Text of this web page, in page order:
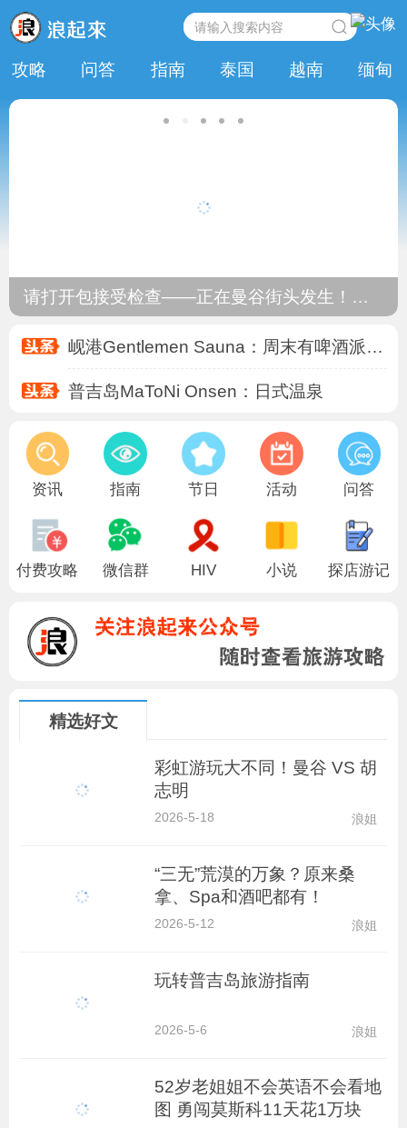
攻略 问答 指南 泰国 越南 缅甸
曼谷旅行日记：头一遭！入境泰国被拦滞留了三
岘港Q Bar：周五周六人气较旺 有变装歌舞
岘港Gentlemen Sauna：周末有啤酒派对 人
普吉岛MaToNi Onsen：日式温泉
大阪金比罗：逐渐被占领的温泉浴室大众场
香港阳刚Manly Leisure：周五周六可以留
岘港Q Bar：周五周六人气较旺 有变装歌舞
资讯 指南 节日 活动 问答
付费攻略 微信群 HIV 小说 探店游记
精选好文
彩虹游玩大不同！曼谷 VS 胡
志明
2026-5-18 浪姐
“三无”荒漠的万象？原来桑
拿、Spa和酒吧都有！
2026-5-12 浪姐
玩转普吉岛旅游指南
2026-5-6 浪姐
52岁老姐姐不会英语不会看地
图 勇闯莫斯科11天花1万块